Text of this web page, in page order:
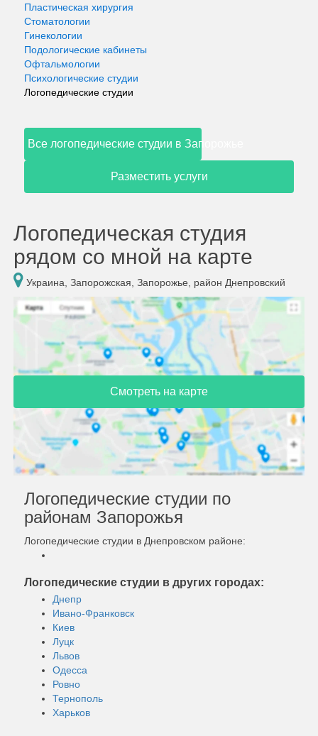
Пластическая хирургия
Стоматологии
Гинекологии
Подологические кабинеты
Офтальмологии
Психологические студии
Логопедические студии
Все логопедические студии в Запорожье
Разместить услуги
Логопедическая студия
рядом со мной на карте
Украина, Запорожская, Запорожье, район Днепровский
Смотреть на карте
Логопедические студии по
районам Запорожья
Логопедические студии в Днепровском районе:
Логопедические студии в других городах:
Днепр
Ивано-Франковск
Киев
Луцк
Львов
Одесса
Ровно
Тернополь
Харьков